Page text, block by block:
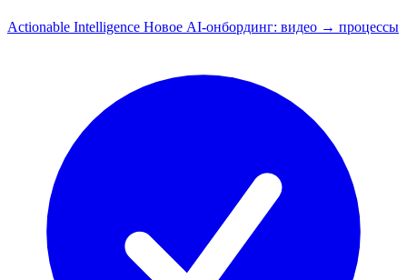
Actionable Intelligence Новое AI-онбординг: видео → процессы